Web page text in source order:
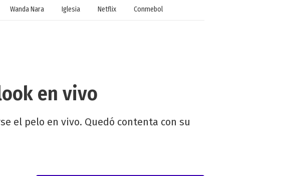
Wanda Nara Iglesia Netflix Conmebol
en vivo
el pelo en vivo. Quedó contenta con su